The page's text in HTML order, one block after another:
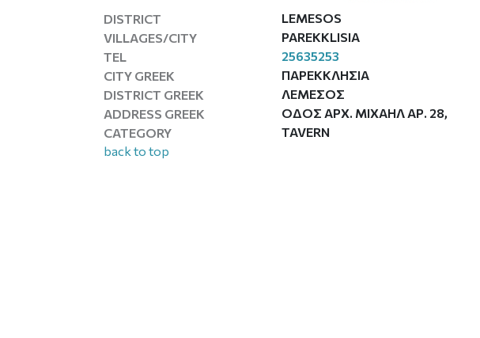
DISTRICT
LEMESOS
VILLAGES/CITY
PAREKKLISIA
TEL
25635253
CITY GREEK
ΠΑΡΕΚΚΛΗΣΙΑ
DISTRICT GREEK
ΛΕΜΕΣΟΣ
ADDRESS GREEK
ΟΔΟΣ ΑΡΧ. ΜΙΧΑΗΛ ΑΡ. 28,
CATEGORY
TAVERN
back to top